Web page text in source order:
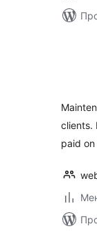
clients.
paid on